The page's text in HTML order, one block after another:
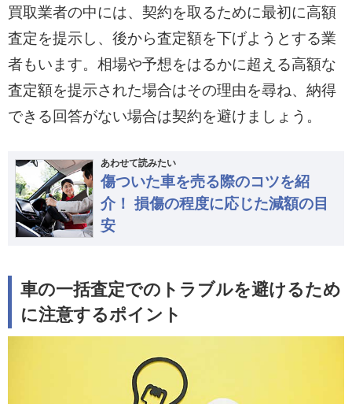
買取業者の中には、契約を取るために最初に高額
査定を提示し、後から査定額を下げようとする業
者もいます。相場や予想をはるかに超える高額な
査定額を提示された場合はその理由を尋ね、納得
できる回答がない場合は契約を避けましょう。
あわせて読みたい
傷ついた車を売る際のコツを紹
介！ 損傷の程度に応じた減額の目
安
車の一括査定でのトラブルを避けるため
に注意するポイント